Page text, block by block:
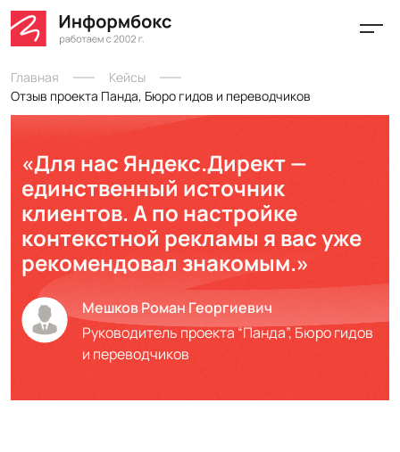
Главная
Кейсы
Отзыв проекта Панда, Бюро гидов и переводчиков
«Для нас Яндекс.Директ —
единственный источник
клиентов. А по настройке
контекстной рекламы я вас уже
рекомендовал знакомым.»
Мешков Роман Георгиевич
Руководитель проекта “Панда”, Бюро гидов
и переводчиков